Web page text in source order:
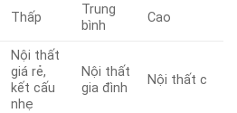
Thấp
Trung
bình
Cao
Nội thất
giá rẻ,
kết cấu
nhẹ
Nội thất
gia đình
Nội thất c